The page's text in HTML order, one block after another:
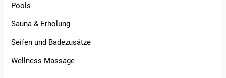
Pools
Sauna & Erholung
Seifen und Badezusätze
Wellness Massage